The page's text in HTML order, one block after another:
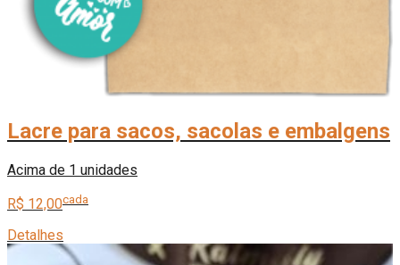
Lacre para sacos, sacolas e embalgens
Acima de 1 unidades
R$ 12,00cada
Detalhes